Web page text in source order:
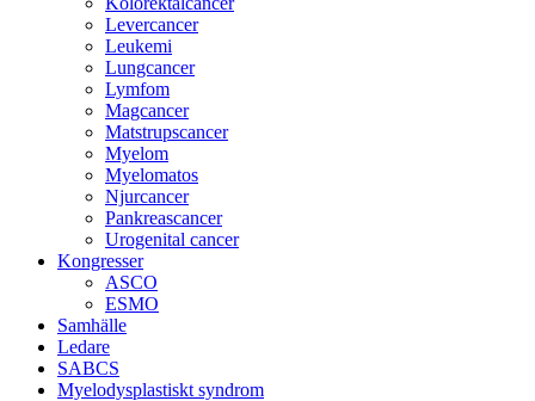
Levercancer
Leukemi
Lungcancer
Lymfom
Magcancer
Matstrupscancer
Myelom
Myelomatos
Njurcancer
Pankreascancer
Urogenital cancer
Kongresser
ASCO
ESMO
Samhälle
Ledare
SABCS
Myelodysplastiskt syndrom